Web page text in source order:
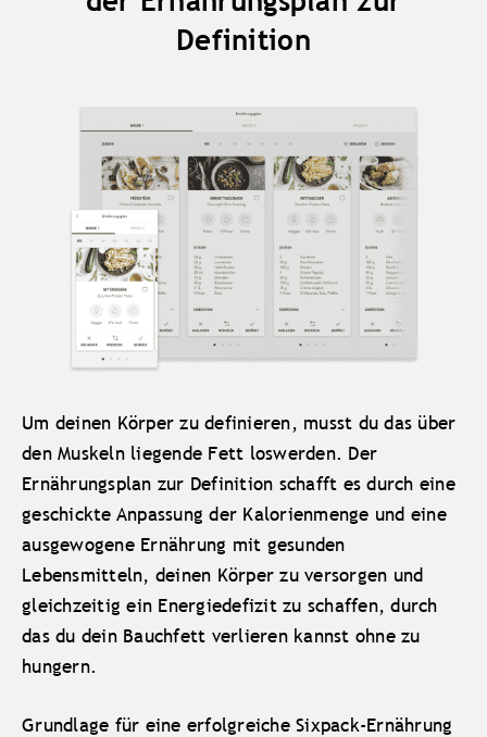
Definition
Um deinen Körper zu definieren, musst du das über
den Muskeln liegende Fett loswerden. Der
Ernährungsplan zur Definition schafft es durch eine
geschickte Anpassung der Kalorienmenge und eine
ausgewogene Ernährung mit gesunden
Lebensmitteln, deinen Körper zu versorgen und
gleichzeitig ein Energiedefizit zu schaffen, durch
das du dein Bauchfett verlieren kannst ohne zu
hungern.
Grundlage für eine erfolgreiche Sixpack-Ernährung